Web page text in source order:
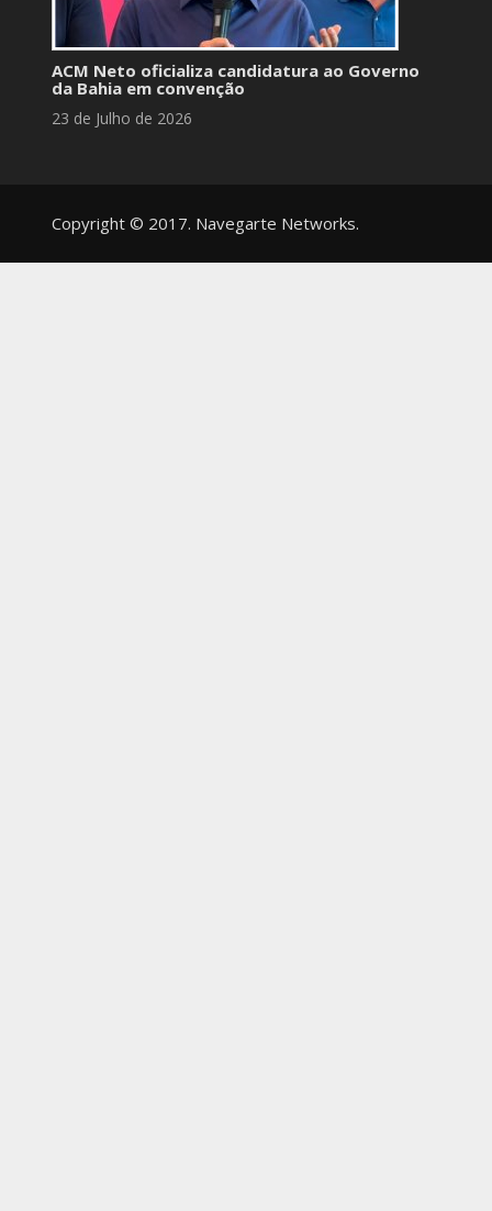
ACM Neto oficializa candidatura ao Governo
da Bahia em convenção
23 de Julho de 2026
Copyright © 2017. Navegarte Networks.